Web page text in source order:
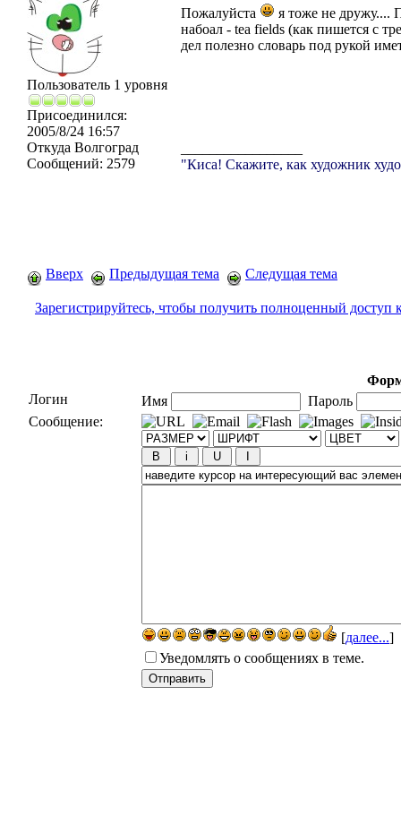
Пользователь 1 уровня
Присоединился:
2005/8/24 16:57
Откуда Волгоград
Сообщений: 2579
Пожалуйста
я тоже не дружу....
набоал - tea fields (как пишется с
дел полезно словарь под рукой
"Киса! Скажите, как художник
Вверх Предыдущая тема Следущая тема
Зарегистрируйтесь, чтобы получить полноценный доступ
Логин
Имя
Пароль
Сообщение:
[далее...]
Уведомлять о сообщениях в теме.